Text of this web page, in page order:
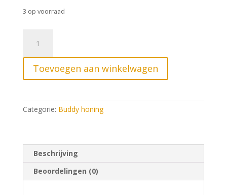
3 op voorraad
lavande
aantal
Toevoegen aan winkelwagen
Categorie: Buddy honing
Beschrijving
Beoordelingen (0)